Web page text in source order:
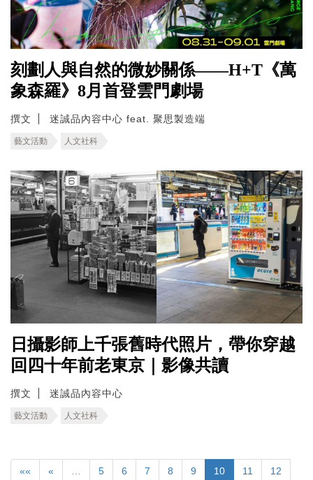
刻劃人與自然的微妙關係——H+T《萬
象森羅》8月首登雲門劇場
撰文 迷誠品內容中心 feat. 聚思製造端
藝文活動 人文社科
日攝影師上千張舊時代照片，帶你穿越
回四十年前老東京｜影像共讀
撰文 迷誠品內容中心
藝文活動 人文社科
«« « 5 6 7 8 9 10 11 12